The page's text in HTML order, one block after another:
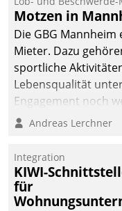
Motzen in
Die GBG
Mieter. Dazu
sportliche
Lebensqualität
Engagement noch
von Beschwerden –
und Beschwerde-
ein.
Andreas Lerchner
Integration
KIWI-
für